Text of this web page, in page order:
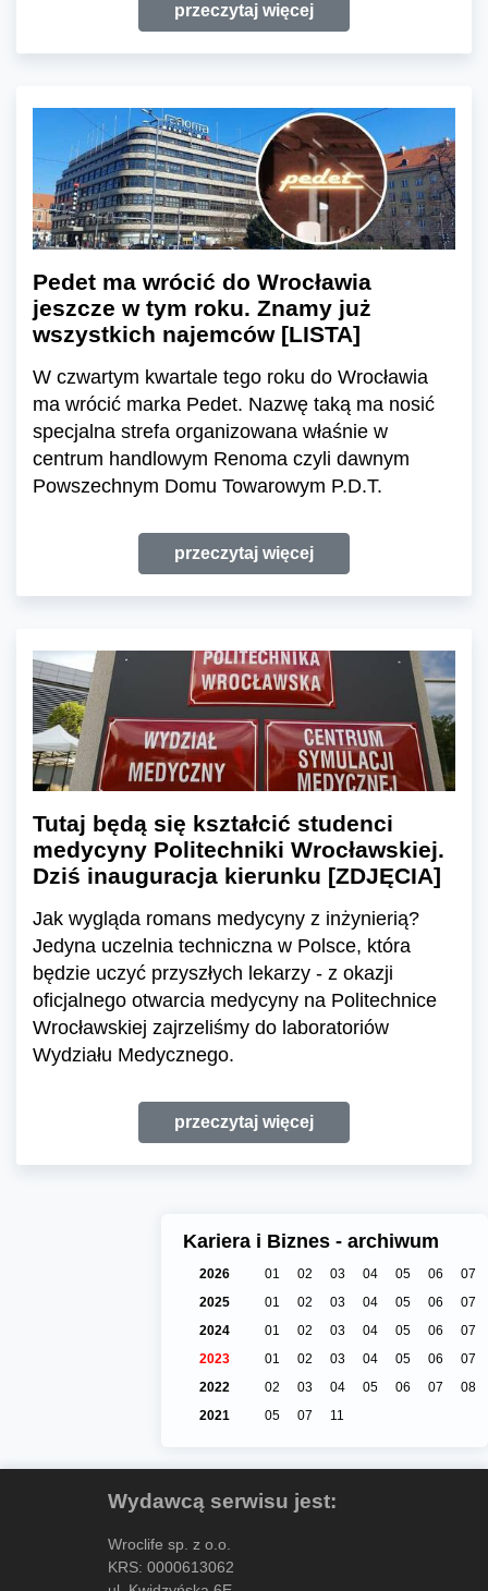
przeczytaj więcej
Pedet ma wrócić do Wrocławia
jeszcze w tym roku. Znamy już
wszystkich najemców [LISTA]
W czwartym kwartale tego roku do Wrocławia
ma wrócić marka Pedet. Nazwę taką ma nosić
specjalna strefa organizowana właśnie w
centrum handlowym Renoma czyli dawnym
Powszechnym Domu Towarowym P.D.T.
przeczytaj więcej
Tutaj będą się kształcić studenci
medycyny Politechniki Wrocławskiej.
Dziś inauguracja kierunku [ZDJĘCIA]
Jak wygląda romans medycyny z inżynierią?
Jedyna uczelnia techniczna w Polsce, która
będzie uczyć przyszłych lekarzy - z okazji
oficjalnego otwarcia medycyny na Politechnice
Wrocławskiej zajrzeliśmy do laboratoriów
Wydziału Medycznego.
przeczytaj więcej
Kariera i Biznes - archiwum
2026 01 02 03 04 05 06
07
2025
01 02 03 04 05 06
07
2024
01 02 03 04 05 06
07
2023
01 02 03 04 05 06
07
2022
02 03 04 05 06 07
08
2021
05 07 11
Wydawcą serwisu jest:
Wroclife sp. z o.o.
KRS: 0000613062